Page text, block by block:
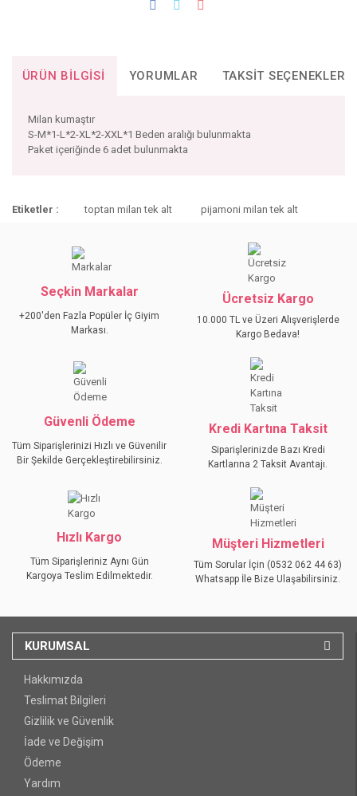
ÜRÜN BILGISI YORUMLAR TAKSIT SEÇENEKLERI
Milan kumaştır
S-M*1-L*2-XL*2-XXL*1 Beden aralığı bulunmakta
Paket içeriğinde 6 adet bulunmakta
konularda yetersiz gördüğünüz noktaları öneri formunu
Görüş ve önerileriniz için teşekkür ederiz.
Ürün resmi kalitesiz, bozuk veya görüntülenemiyor.
Ürün açıklamasında eksik bilgiler bulunuyor.
Ürün bilgilerinde hatalar bulunuyor.
Bu ürüne benzer farklı alternatifler olmalı.
Etiketler : toptan milan tek alt pijamoni milan tek alt
Seçkin Markalar
+200'den Fazla Popüler İç Giyim
Markası.
Ücretsiz Kargo
10.000 TL ve Üzeri Alışverişlerde
Kargo Bedava!
Güvenli Ödeme
Tüm Siparişlerinizi Hızlı ve Güvenilir
Bir Şekilde Gerçekleştirebilirsiniz.
Kredi Kartına Taksit
Siparişlerinizde Bazı Kredi
Kartlarına 2 Taksit Avantajı.
Hızlı Kargo
Tüm Siparişleriniz Aynı Gün
Kargoya Teslim Edilmektedir.
Müşteri Hizmetleri
Tüm Sorular İçin (0532 062 44 63)
Whatsapp İle Bize Ulaşabilirsiniz.
KURUMSAL
Hakkımızda
Teslimat Bilgileri
Gizlilik ve Güvenlik
İade ve Değişim
Ödeme
Yardım